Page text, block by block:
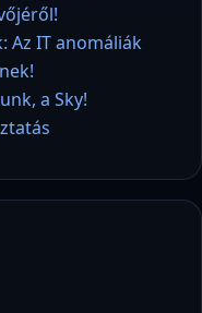
Az IT anomáliák
a Sky!